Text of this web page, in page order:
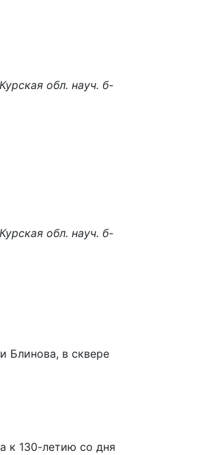
обл. науч. б-
обл. науч. б-
Блинова, в сквере
к 130-летию со дня